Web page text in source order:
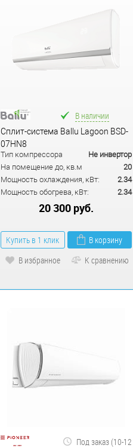
В наличии
Сплит-система Ballu Lagoon BSD-
07HN8
Тип компрессора
Не инвертор
На помещение до, кв.м
20
Мощность охлаждения, кВт:
2.34
Мощность обогрева, кВт:
2.34
20 300 руб.
Купить в 1 клик
В корзину
В избранное
К сравнению
Под заказ (10-12